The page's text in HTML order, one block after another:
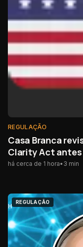
REGULAÇÃO
Casa Branca
Clarity Act
há cerca de 1 hora• 3 min
REGULAÇÃO